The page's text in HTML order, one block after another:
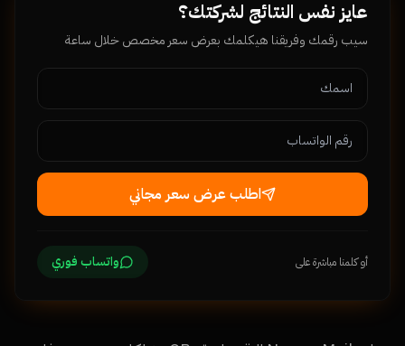
عايز نفس النتائج لشركتك؟
سيب رقمك وفريقنا هيكلمك بعرض سعر مخصص خلال ساعة
اطلب عرض سعر مجاني
أو كلمنا مباشرة على واتساب فوري